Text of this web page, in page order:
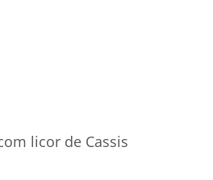
licor de Cassis